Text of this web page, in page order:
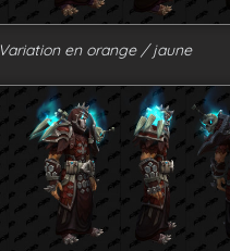
Variation en orange / jaune